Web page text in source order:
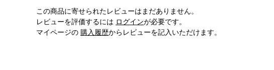
この商品に寄せられたレビューはまだありません。
レビューを評価するには ログインが必要です。
マイページの 購入履歴からレビューを記入いただけます。